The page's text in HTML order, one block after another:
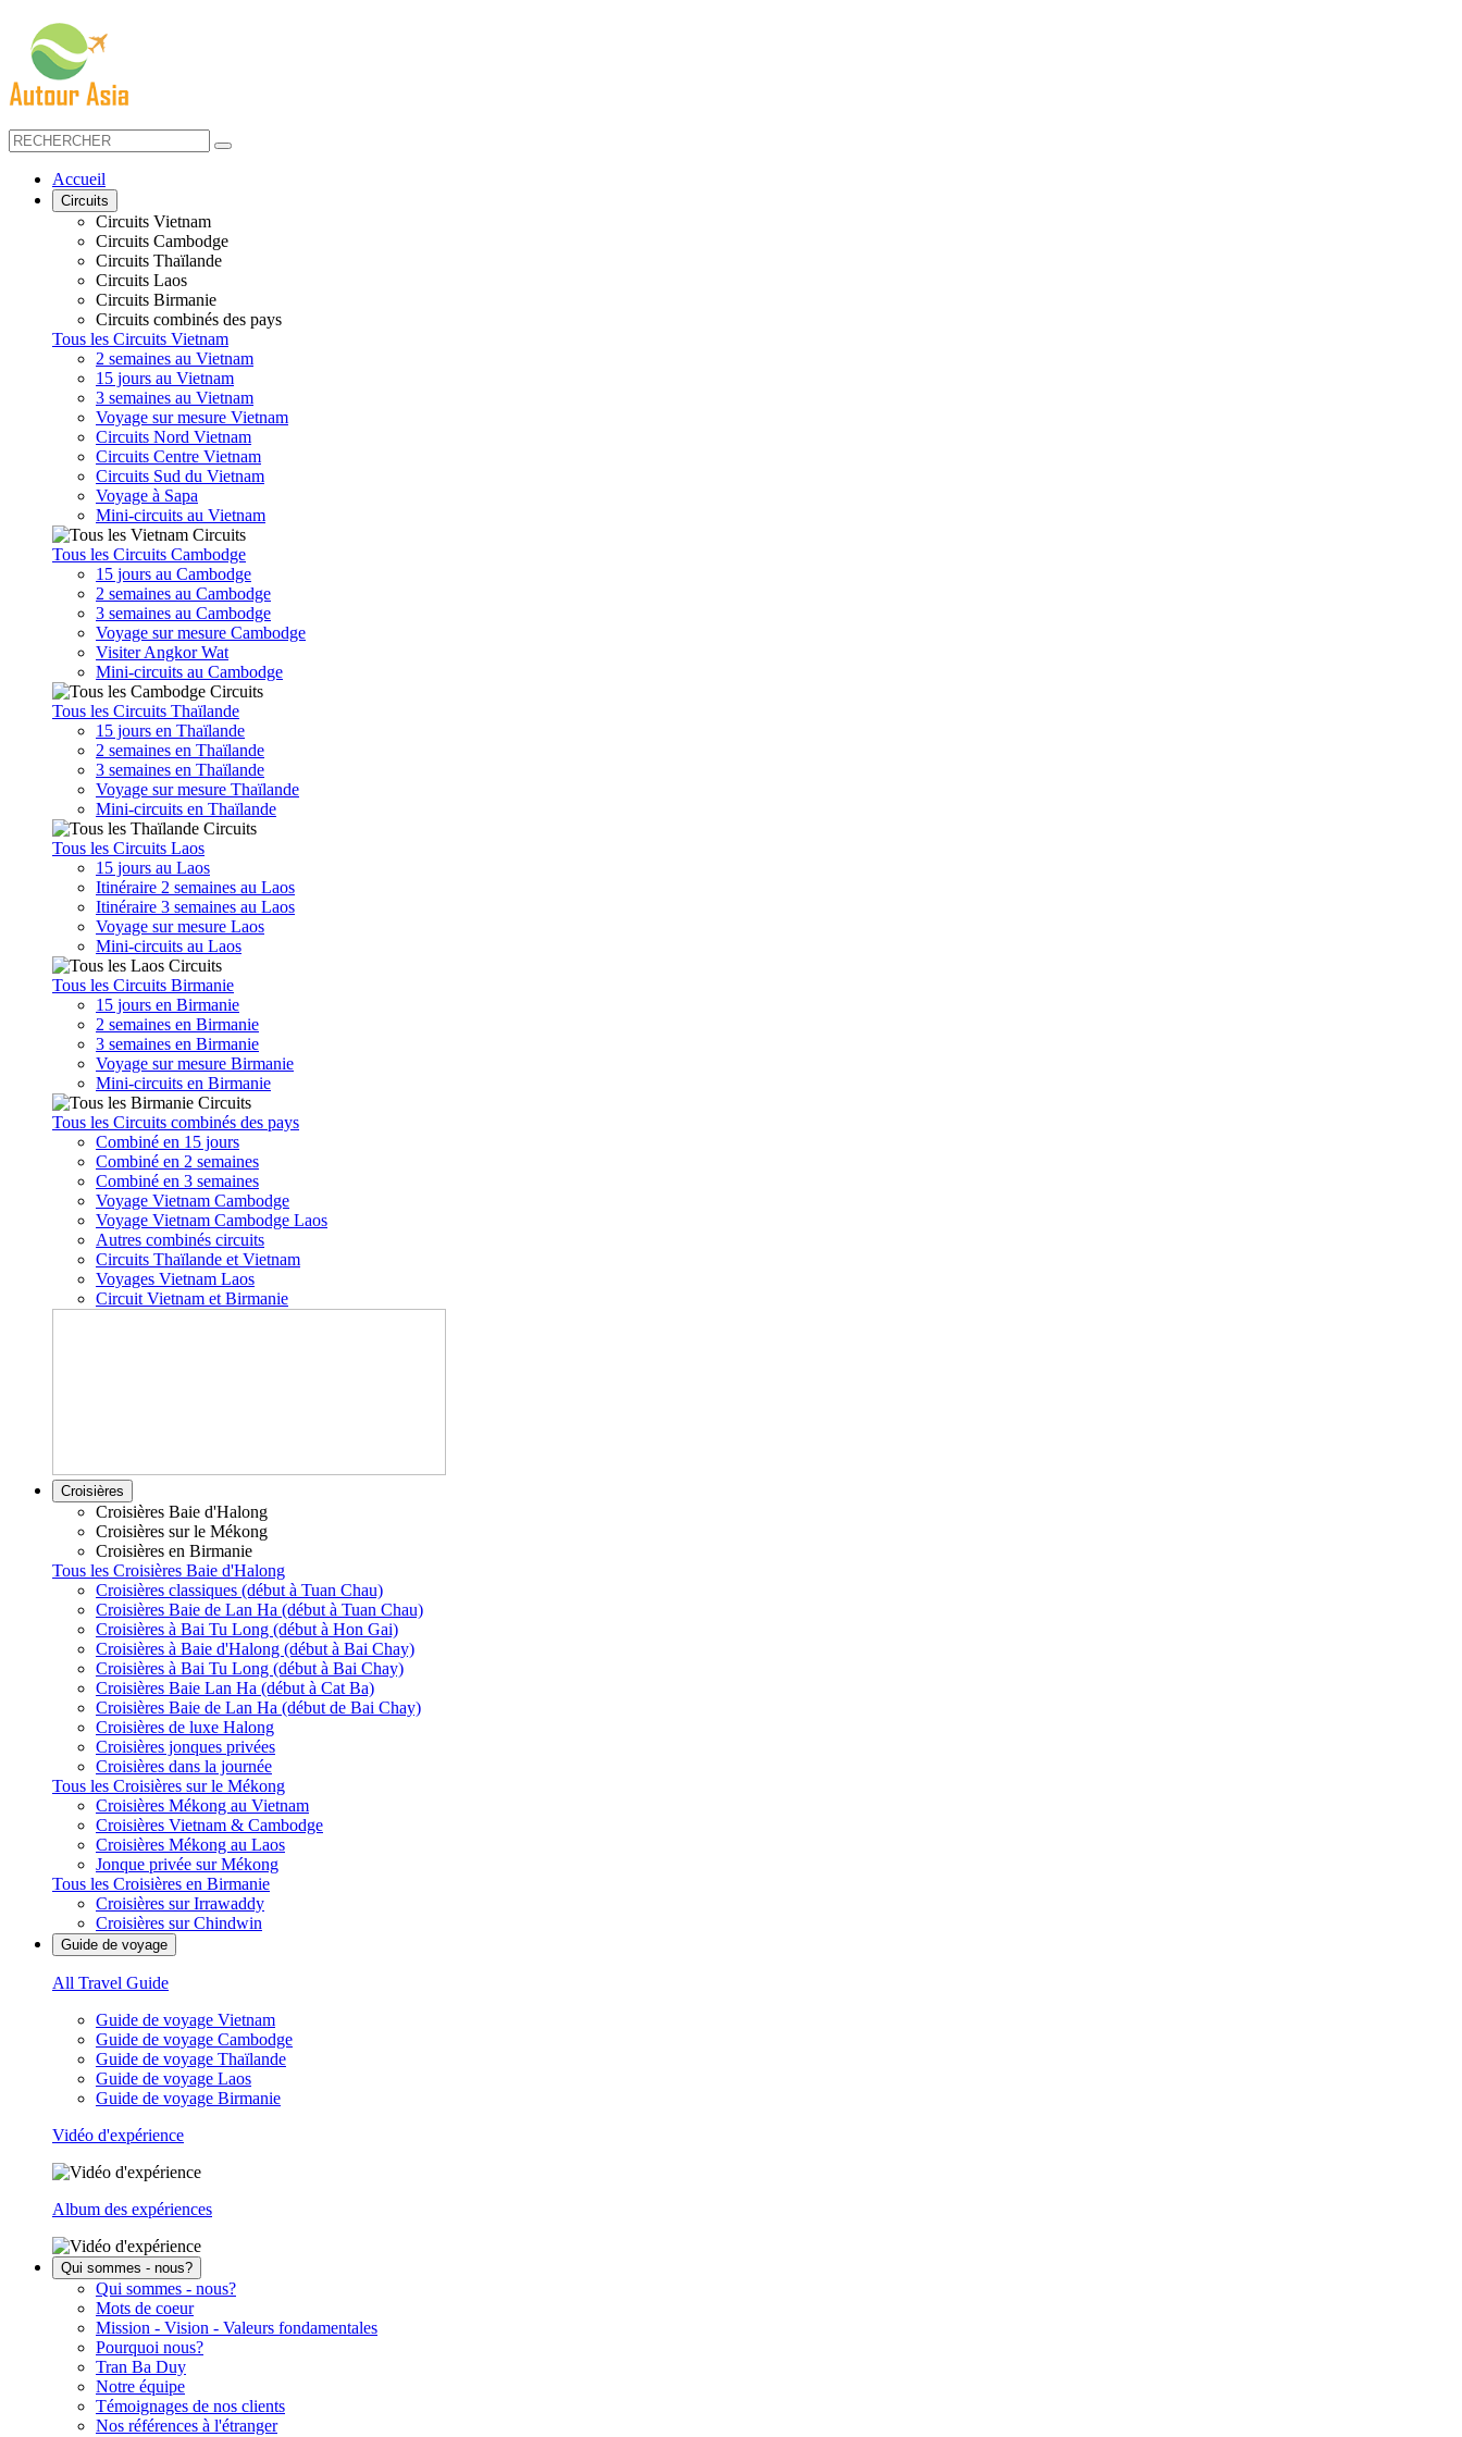
Accueil
Circuits
Circuits Vietnam
Circuits Cambodge
Circuits Thaïlande
Circuits Laos
Circuits Birmanie
Circuits combinés des pays
Tous les Circuits Vietnam
2 semaines au Vietnam
15 jours au Vietnam
3 semaines au Vietnam
Voyage sur mesure Vietnam
Circuits Nord Vietnam
Circuits Centre Vietnam
Circuits Sud du Vietnam
Voyage à Sapa
Mini-circuits au Vietnam
Tous les Circuits Cambodge
15 jours au Cambodge
2 semaines au Cambodge
3 semaines au Cambodge
Voyage sur mesure Cambodge
Visiter Angkor Wat
Mini-circuits au Cambodge
Tous les Circuits Thaïlande
15 jours en Thaïlande
2 semaines en Thaïlande
3 semaines en Thaïlande
Voyage sur mesure Thaïlande
Mini-circuits en Thaïlande
Tous les Circuits Laos
15 jours au Laos
Itinéraire 2 semaines au Laos
Itinéraire 3 semaines au Laos
Voyage sur mesure Laos
Mini-circuits au Laos
Tous les Circuits Birmanie
15 jours en Birmanie
2 semaines en Birmanie
3 semaines en Birmanie
Voyage sur mesure Birmanie
Mini-circuits en Birmanie
Tous les Circuits combinés des pays
Combiné en 15 jours
Combiné en 2 semaines
Combiné en 3 semaines
Voyage Vietnam Cambodge
Voyage Vietnam Cambodge Laos
Autres combinés circuits
Circuits Thaïlande et Vietnam
Voyages Vietnam Laos
Circuit Vietnam et Birmanie
Croisières
Croisières Baie d'Halong
Croisières sur le Mékong
Croisières en Birmanie
Tous les Croisières Baie d'Halong
Croisières classiques (début à Tuan Chau)
Croisières Baie de Lan Ha (début à Tuan Chau)
Croisières à Bai Tu Long (début à Hon Gai)
Croisières à Baie d'Halong (début à Bai Chay)
Croisières à Bai Tu Long (début à Bai Chay)
Croisières Baie Lan Ha (début à Cat Ba)
Croisières Baie de Lan Ha (début de Bai Chay)
Croisières de luxe Halong
Croisières jonques privées
Croisières dans la journée
Tous les Croisières sur le Mékong
Croisières Mékong au Vietnam
Croisières Vietnam & Cambodge
Croisières Mékong au Laos
Jonque privée sur Mékong
Tous les Croisières en Birmanie
Croisières sur Irrawaddy
Croisières sur Chindwin
Guide de voyage
All Travel Guide
Guide de voyage Vietnam
Guide de voyage Cambodge
Guide de voyage Thaïlande
Guide de voyage Laos
Guide de voyage Birmanie
Vidéo d'expérience
Album des expériences
Qui sommes - nous?
Qui sommes - nous?
Mots de coeur
Mission - Vision - Valeurs fondamentales
Pourquoi nous?
Tran Ba Duy
Notre équipe
Témoignages de nos clients
Nos références à l'étranger